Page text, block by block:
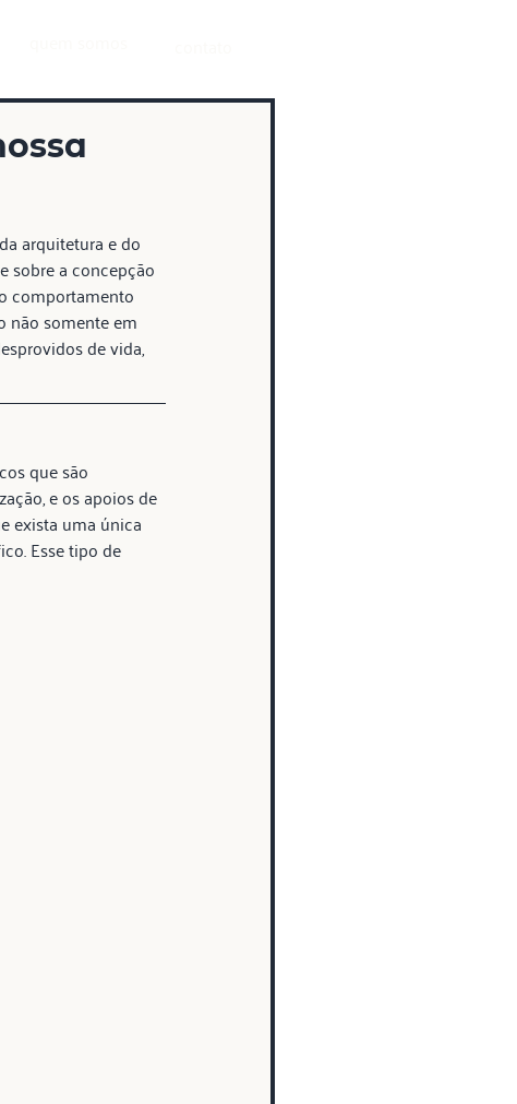
arquitetura e do
sobre a concepção
comportamento
não somente em
de vida,
que são
e os apoios de
exista uma única
Esse tipo de